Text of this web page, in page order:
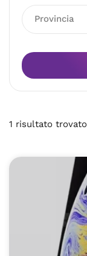
Provincia
1 risultato trovato